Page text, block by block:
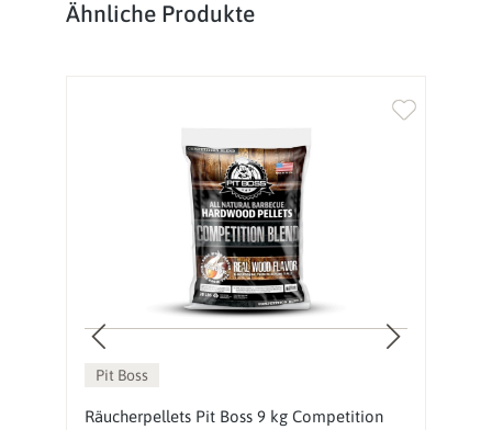
Produktgalerie überspringen
Ähnliche Produkte
Pit Boss
Räucherpellets Pit Boss 9 kg Competition